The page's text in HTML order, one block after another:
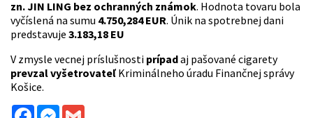
zn. JIN LING bez ochranných známok. Hodnota tovaru bola
vyčíslená na sumu 4.750,284 EUR. Únik na spotrebnej dani
predstavuje 3.183,18 EU
V zmysle vecnej príslušnosti prípadaj pašované cigarety
prevzal vyšetrovateľ Kriminálneho úradu Finančnej správy
Košice.
FacebookMessenger